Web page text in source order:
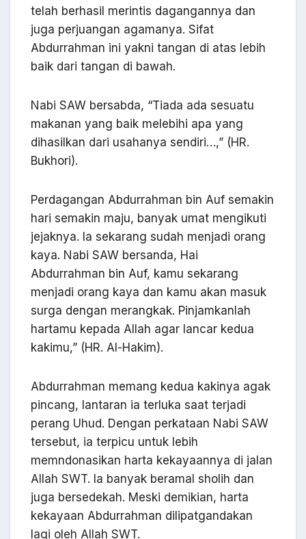
telah berhasil merintis dagangannya dan
juga perjuangan agamanya. Sifat
Abdurrahman ini yakni tangan di atas lebih
baik dari tangan di bawah.
Nabi SAW bersabda, “Tiada ada sesuatu
makanan yang baik melebihi apa yang
dihasilkan dari usahanya sendiri…,” (HR.
Bukhori).
Perdagangan Abdurrahman bin Auf semakin
hari semakin maju, banyak umat mengikuti
jejaknya. Ia sekarang sudah menjadi orang
kaya. Nabi SAW bersanda, Hai
Abdurrahman bin Auf, kamu sekarang
menjadi orang kaya dan kamu akan masuk
surga dengan merangkak. Pinjamkanlah
hartamu kepada Allah agar lancar kedua
kakimu,” (HR. Al-Hakim).
Abdurrahman memang kedua kakinya agak
pincang, lantaran ia terluka saat terjadi
perang Uhud. Dengan perkataan Nabi SAW
tersebut, ia terpicu untuk lebih
memndonasikan harta kekayaannya di jalan
Allah SWT. Ia banyak beramal sholih dan
juga bersedekah. Meski demikian, harta
kekayaan Abdurrahman dilipatgandakan
lagi oleh Allah SWT.